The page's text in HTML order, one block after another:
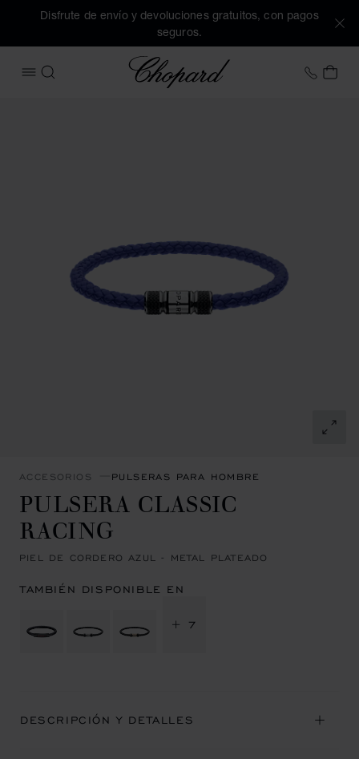
Disfrute de envío y devoluciones gratuitos, con pagos
seguros.
ABRIR MENÚ
BUSCAR
Chopard +34
MI
ACCESORIOS PULSERAS PARA HOMBRE
PULSERA CLASSIC
RACING
PIEL DE CORDERO AZUL - METAL PLATEADO
TAMBIÉN DISPONIBLE EN
+ 7
DESCRIPCIÓN Y DETALLES